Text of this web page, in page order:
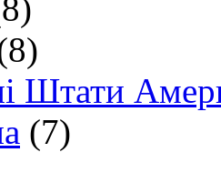
Штати
(7)